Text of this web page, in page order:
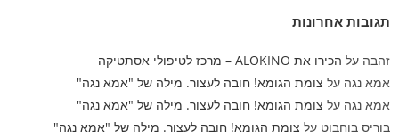
תגובות אחרונות
זהבה על הכירו את ALOKINO – מרכז לטיפולי אסתטיקה
אמא נגה על צומת הגומא! חובה לעצור. מילה של "אמא נגה"
אמא נגה על צומת הגומא! חובה לעצור. מילה של "אמא נגה"
בוריס בוחבוט על צומת הגומא! חובה לעצור. מילה של "אמא נגה"